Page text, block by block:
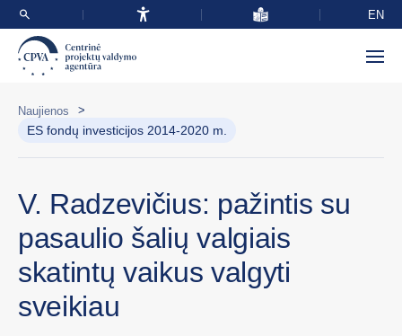
EN
Naujienos >
ES fondų investicijos 2014-2020 m.
V. Radzevičius: pažintis su
pasaulio šalių valgiais
skatintų vaikus valgyti
sveikiau